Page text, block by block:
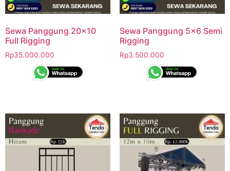
Sewa Panggung 20×10
Full Rigging
Rp35.000.000
Sewa Panggung 5×6 Semi
Rigging
Rp3.500.000